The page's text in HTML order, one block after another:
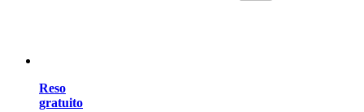
Reso
gratuito